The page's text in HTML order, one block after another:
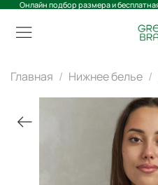
Онлайн подбор размера и
Главная Нижнее белье